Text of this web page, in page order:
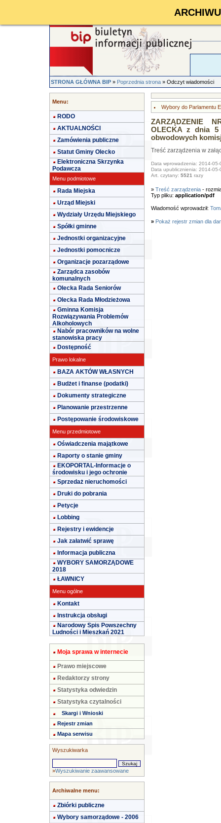
STRONA GŁÓWNA BIP»Poprzednia strona» Odczyt wiadomości
Menu:
RODO
AKTUALNOŚCI
Zamówienia publiczne
Statut Gminy Olecko
Elektroniczna Skrzynka
Podawcza
Menu podmiotowe
Rada Miejska
Urząd Miejski
Wydziały Urzędu Miejskiego
Spółki gminne
Jednostki organizacyjne
Jednostki pomocnicze
Organizacje pozarządowe
Zarządca zasobów
komunalnych
Olecka Rada Seniorów
Olecka Rada Młodzieżowa
Gminna Komisja
Rozwiązywania Problemów
Alkoholowych
Nabór pracowników na wolne
stanowiska pracy
Dostępność
Prawo lokalne
BAZA AKTÓW WŁASNYCH
Budżet i finanse (podatki)
Dokumenty strategiczne
Planowanie przestrzenne
Postępowanie środowiskowe
Menu przedmiotowe
Oświadczenia majątkowe
Raporty o stanie gminy
EKOPORTAL-Informacje o
środowisku i jego ochronie
Sprzedaż nieruchomości
Druki do pobrania
Petycje
Lobbing
Rejestry i ewidencje
Jak załatwić sprawę
Informacja publiczna
WYBORY SAMORZĄDOWE
2018
ŁAWNICY
Menu ogólne
Kontakt
Instrukcja obsługi
Narodowy Spis Powszechny
Ludności i Mieszkań 2021
Moja sprawa w internecie
Prawo miejscowe
Redaktorzy strony
Statystyka odwiedzin
Statystyka czytalności
Skargi i Wnioski
Rejestr zmian
Mapa serwisu
Wyszukiwarka
»Wyszukiwanie zaawansowane
Archiwalne menu:
Zbiórki publiczne
Wybory samorządowe - 2006
Wybory do Parlamentu
ZARZĄDZENIE
OLECKA z dnia 5
obwodowych
Treść zarządzenia w
Data wprowadzenia: 2014-05-
Data upublicznienia: 2014-05-
Art. czytany: 5521razy
» Treść zarządzenia-
Typ pliku: application/pdf
Wiadomość wprowadził:
» Pokaż rejestr zmian dla